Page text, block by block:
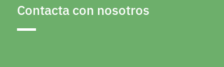
Contacta con nosotros